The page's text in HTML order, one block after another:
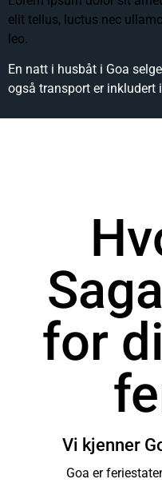
elit tellus, luctus nec
leo.
En natt i husbåt i Goa
også transport er inkludert
for
Vi kjenner
Goa er